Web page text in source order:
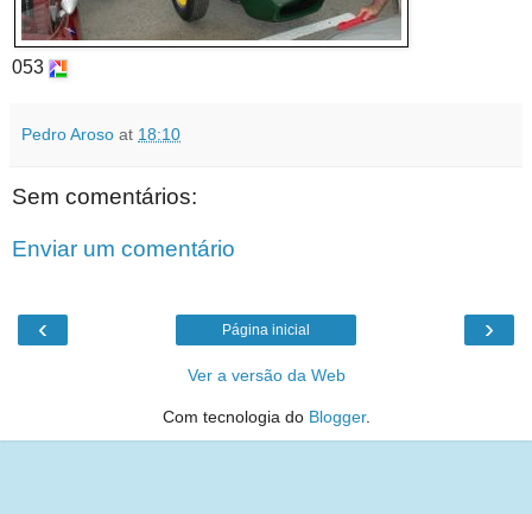
053
Pedro Aroso at 18:10
Sem comentários:
Enviar um comentário
‹ ›
Página inicial
Ver a versão da Web
Com tecnologia do Blogger.